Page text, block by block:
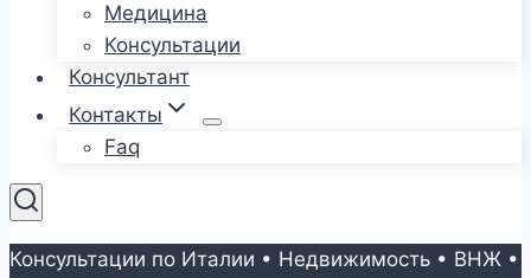
Медицина
Консультации
Консультант
Контакты
Faq
Консультации по Италии • Недвижимость • ВНЖ •